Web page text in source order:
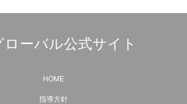
ローバル公式サイト
HOME
指導方針